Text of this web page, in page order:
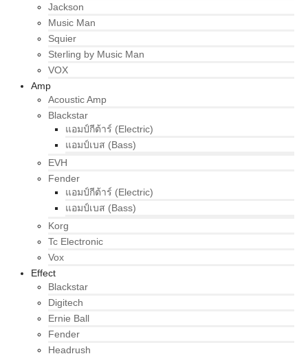
Jackson
Music Man
Squier
Sterling by Music Man
VOX
Amp
Acoustic Amp
Blackstar
แอมป์กีต้าร์ (Electric)
แอมป์เบส (Bass)
EVH
Fender
แอมป์กีต้าร์ (Electric)
แอมป์เบส (Bass)
Korg
Tc Electronic
Vox
Effect
Blackstar
Digitech
Ernie Ball
Fender
Headrush